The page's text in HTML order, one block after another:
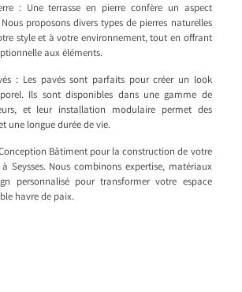
: Une terrasse en pierre confère un aspect
proposons divers types de pierres naturelles
style et à votre environnement, tout en offrant
aux éléments.
: Les pavés sont parfaits pour créer un look
Ils sont disponibles dans une gamme de
et leur installation modulaire permet des
une longue durée de vie.
Bâtiment pour la construction de votre
Seysses. Nous combinons expertise, matériaux
personnalisé pour transformer votre espace
havre de paix.